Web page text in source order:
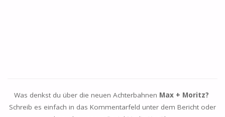
Was denkst du über die neuen Achterbahnen Max + Moritz?
Schreib es einfach in das Kommentarfeld unter dem Bericht oder